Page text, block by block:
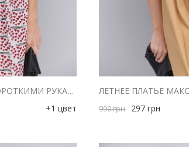
ЛЕТНЕЕ ПЛАТЬЕ МИДИ С КОРОТКИМИ РУКАВАМИ МОЛОЧНОЕ В КРАСНЫЕ СЕРДЕЧКА
+1 цвет 990грн 297 грн